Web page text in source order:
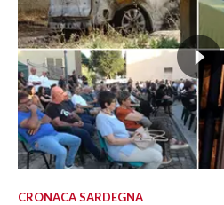
CRONACA SARDEGNA